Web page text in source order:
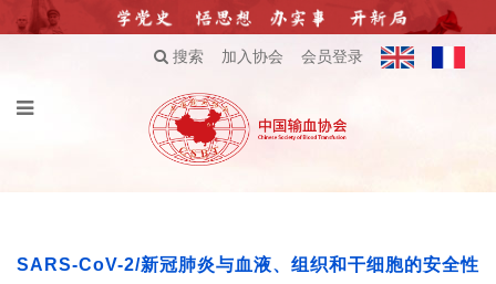
搜索 加入协会 会员登录
SARS-CoV-2/新冠肺炎与血液、组织和干细胞的安全性